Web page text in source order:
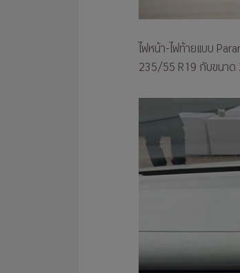
ไฟหน้า-ไฟท้ายแบบ
235/55 R19 กับขนา